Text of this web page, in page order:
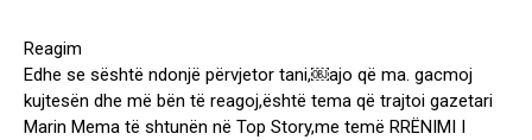
Reagim
Edhe se sështë ndonjë përvjetor tani,￼ajo që ma. gacmoj
kujtesën dhe më bën të reagoj,është tema që trajtoi gazetari
Marin Mema të shtunën në Top Story,me temë RRËNIMI I